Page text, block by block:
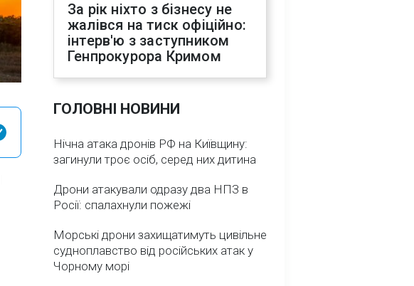
За рік ніхто з бізнесу не
жалівся на тиск офіційно:
інтерв'ю з заступником
Генпрокурора Кримом
ГОЛОВНІ НОВИНИ
Нічна атака дронів РФ на Київщину:
загинули троє осіб, серед них дитина
Дрони атакували одразу два НПЗ в
Росії: спалахнули пожежі
Морські дрони захищатимуть цивільне
судноплавство від російських атак у
Чорному морі